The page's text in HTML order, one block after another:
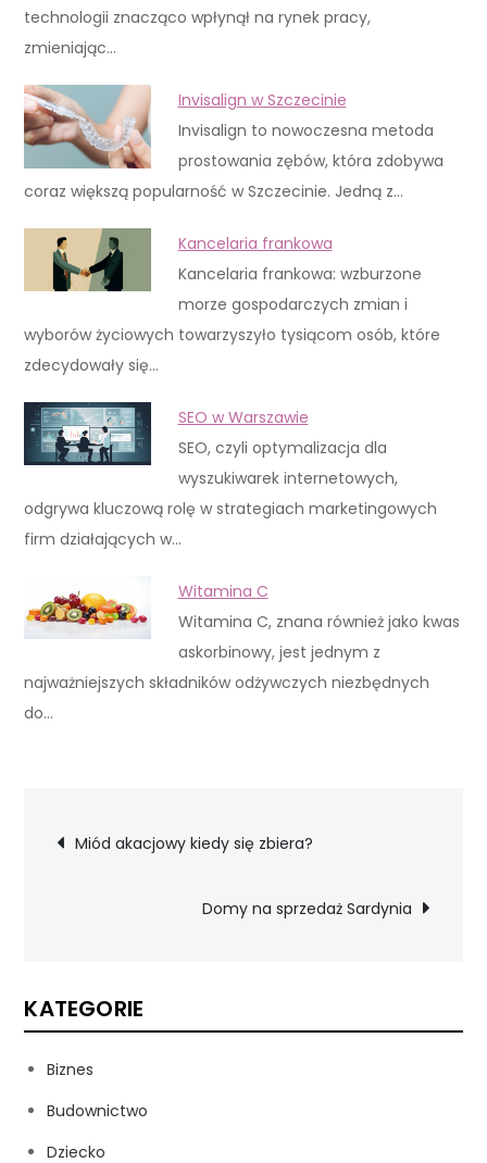
technologii znacząco wpłynął na rynek pracy,
zmieniając…
Invisalign w Szczecinie
Invisalign to nowoczesna metoda
prostowania zębów, która zdobywa
coraz większą popularność w Szczecinie. Jedną z…
Kancelaria frankowa
Kancelaria frankowa: wzburzone
morze gospodarczych zmian i
wyborów życiowych towarzyszyło tysiącom osób, które
zdecydowały się…
SEO w Warszawie
SEO, czyli optymalizacja dla
wyszukiwarek internetowych,
odgrywa kluczową rolę w strategiach marketingowych
firm działających w…
Witamina C
Witamina C, znana również jako kwas
askorbinowy, jest jednym z
najważniejszych składników odżywczych niezbędnych
do…
Nawigacja
Miód akacjowy kiedy się zbiera?
Domy na sprzedaż Sardynia
KATEGORIE
Biznes
Budownictwo
Dziecko